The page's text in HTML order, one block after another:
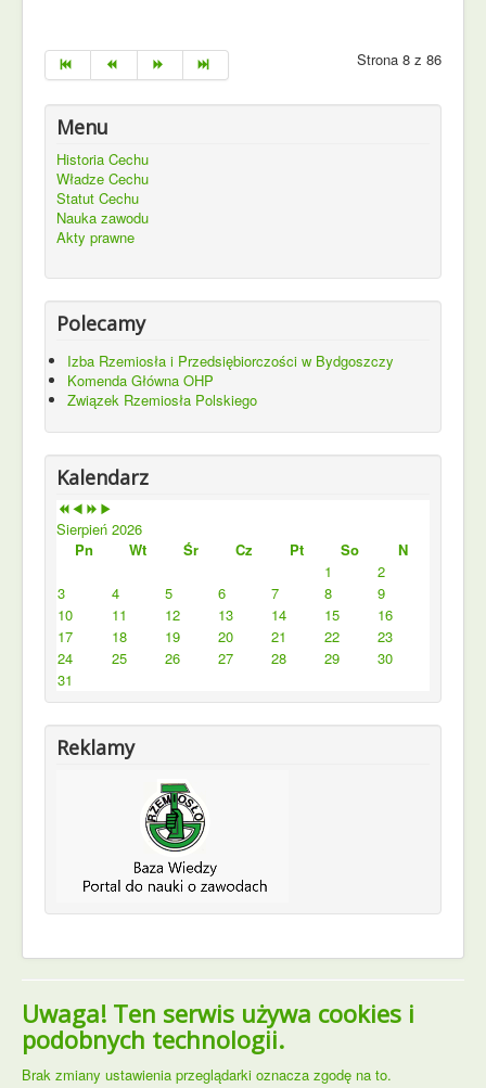
Strona 8 z 86
Menu
Historia Cechu
Władze Cechu
Statut Cechu
Nauka zawodu
Akty prawne
Polecamy
Izba Rzemiosła i Przedsiębiorczości w Bydgoszczy
Komenda Główna OHP
Związek Rzemiosła Polskiego
Kalendarz
Sierpień 2026
Pn
Wt Śr Cz Pt So
N
1
2
3
4 5 6 7 8
9
10
11 12 13 14 15
16
17
18 19 20 21 22
23
24
25 26 27 28 29
30
31
Reklamy
Uwaga! Ten serwis używa cookies i
podobnych technologii.
Brak zmiany ustawienia przeglądarki oznacza zgodę na to.